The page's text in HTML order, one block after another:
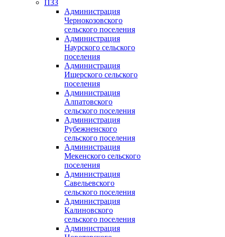
ПЗЗ
Администрация
Чернокозовского
сельского поселения
Администрация
Наурского сельского
поселения
Администрация
Ищерского сельского
поселения
Администрация
Алпатовского
сельского поселения
Администрация
Рубежненского
сельского поселения
Администрация
Мекенского сельского
поселения
Администрация
Савельевского
сельского поселения
Администрация
Калиновского
сельского поселения
Администрация